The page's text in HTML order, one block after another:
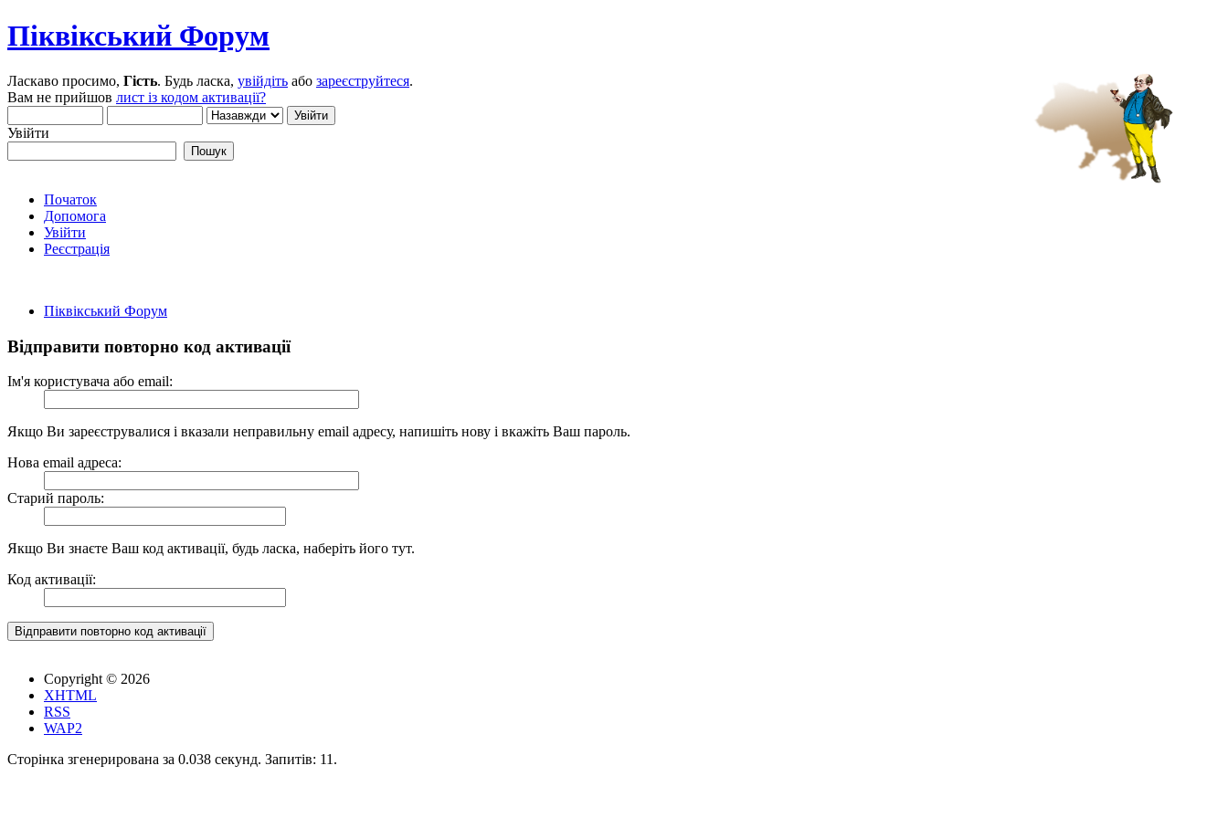
Піквікський Форум
Ласкаво просимо, Гість. Будь ласка, увійдіть або зареєструйтеся.
Вам не прийшов лист із кодом активації?
Увійти
Початок
Допомога
Увійти
Реєстрація
Піквікський Форум
Відправити повторно код активації
Ім'я користувача або email:
Якщо Ви зареєструвалися і вказали неправильну email адресу, напишіть нову і вкажіть Ваш пароль.
Нова email адреса:
Старий пароль:
Якщо Ви знаєте Ваш код активації, будь ласка, наберіть його тут.
Код активації:
Copyright © 2026
XHTML
RSS
WAP2
Сторінка згенерирована за 0.038 секунд. Запитів: 11.